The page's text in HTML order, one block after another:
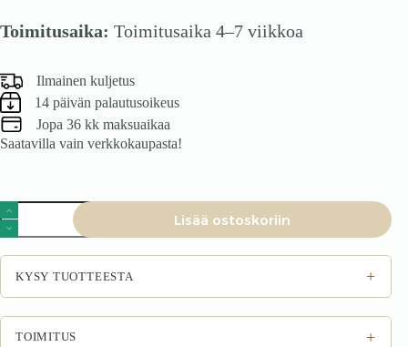
Toimitusaika: Toimitusaika 4–7 viikkoa
Ilmainen kuljetus
14 päivän palautusoikeus
Jopa 36 kk maksuaikaa
Saatavilla vain verkkokaupasta!
Tuoli
AZURO,
tummansininen
määrä
Lisää ostoskoriin
KYSY TUOTTEESTA +
TOIMITUS +